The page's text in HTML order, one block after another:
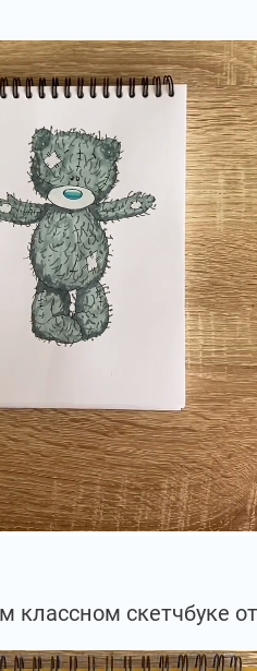
классном скетчбуке